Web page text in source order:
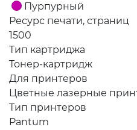
Пурпурный
Ресурс печати, страниц
1500
Тип картриджа
Тонер-картридж
Для принтеров
Цветные лазерные
Тип принтеров
Pantum